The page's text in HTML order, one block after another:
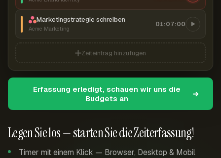
Legen Sie los — starten Sie die Zeiterfassung!
Timer mit einem Klick — Browser, Desktop & Mobil
Marketingstrategie schreiben
Acme Marketing
01:07:00
Zeiteintrag hinzufügen
Erfassung erledigt, schauen wir uns die
Budgets an